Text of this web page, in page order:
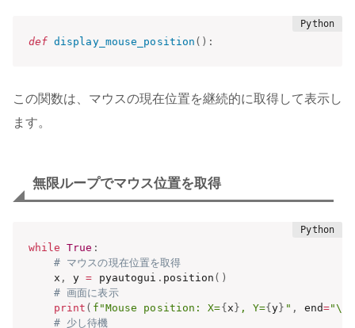
def display_mouse_position ( ) :
この関数は、マウスの現在位置を継続的に取得して表示し
ます。
無限ループでマウス位置を取得
while True :
# マウスの現在位置を取得
    x
, y = pyautogui . position ( )
# 画面に表示
print ( f"Mouse position: X={x} , Y={y} " , end="\r"
# 少し待機